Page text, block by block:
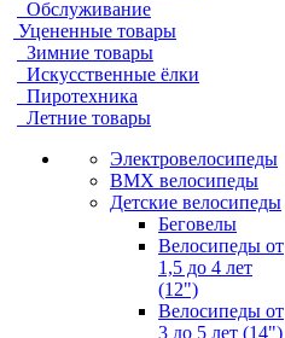
Обслуживание
Уцененные товары
Зимние товары
Искусственные ёлки
Пиротехника
Летние товары
Электровелосипеды
BMX велосипеды
Детские велосипеды
Беговелы
Велосипеды от
1,5 до 4 лет
(12")
Велосипеды от
3 до 5 лет (14")